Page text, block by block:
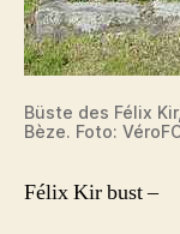
Büste des Félix
Bèze. Foto:
Félix Kir bust–